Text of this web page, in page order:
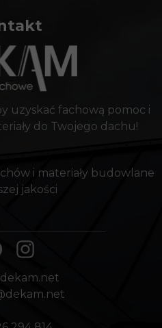
uzyskać fachową pomoc i
do Twojego dachu!
i materiały budowlane
jakości